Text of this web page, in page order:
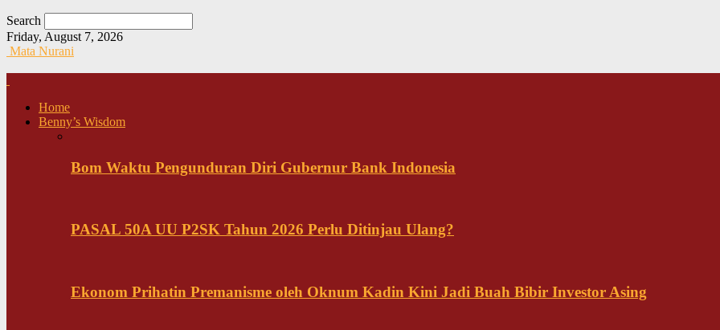
Search
Friday, August 7, 2026
Mata Nurani
Home
Benny’s Wisdom
Bom Waktu Pengunduran Diri Gubernur Bank Indonesia
PASAL 50A UU P2SK Tahun 2026 Perlu Ditinjau Ulang?
Ekonom Prihatin Premanisme oleh Oknum Kadin Kini Jadi Buah Bibir Investor Asing